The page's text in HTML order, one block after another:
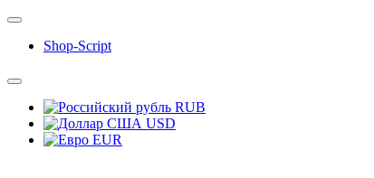
Shop-Script
RUB
USD
EUR